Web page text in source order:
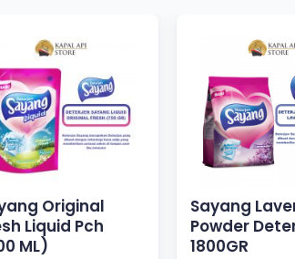
Original
Liquid Pch
ML)
Sayang
Powder
1800GR